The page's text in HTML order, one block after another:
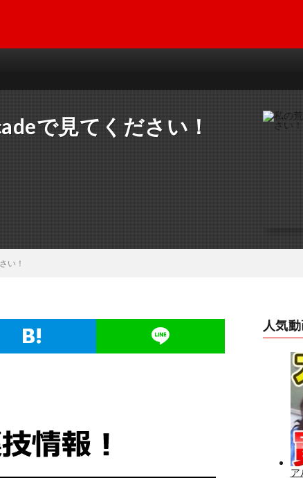
で見てください！
い！
人気